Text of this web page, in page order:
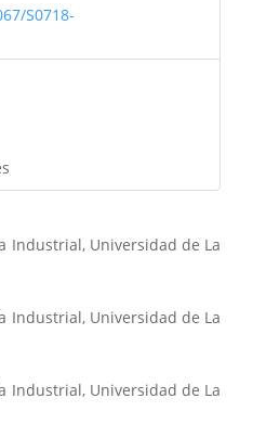
S0718-
Industrial, Universidad de La
Industrial, Universidad de La
Industrial, Universidad de La